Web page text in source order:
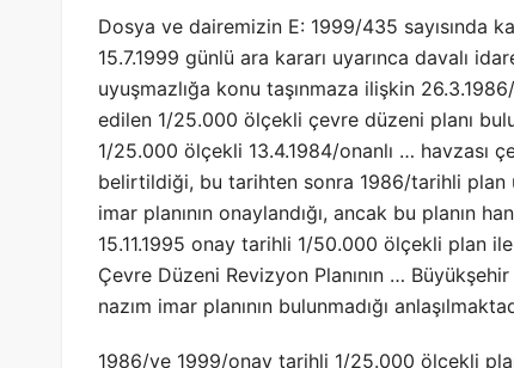
Dosya ve dairemizin E: 1999/435 sayısında
15.7.1999 günlü ara kararı uyarınca davalı
uyuşmazlığa konu taşınmaza ilişkin
edilen 1/25.000 ölçekli çevre düzeni planı
1/25.000 ölçekli 13.4.1984/onanlı … havzası
belirtildiği, bu tarihten sonra 1986/tarihli plan
imar planının onaylandığı, ancak bu planın
15.11.1995 onay tarihli 1/50.000 ölçekli plan
Çevre Düzeni Revizyon Planının …
nazım imar planının bulunmadığı
1986/ve 1999/onay tarihli 1/25.000 ölçekli